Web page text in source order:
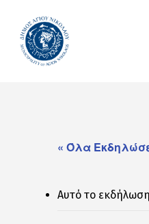
main
content
« Όλα
Αυτό το εκδήλωση